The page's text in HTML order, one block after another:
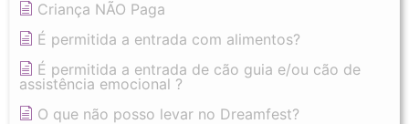
Criança NÃO Paga
É permitida a entrada com alimentos?
É permitida a entrada de cão guia e/ou cão de
assistência emocional ?
O que não posso levar no Dreamfest?